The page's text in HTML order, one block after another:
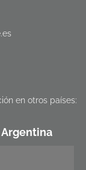
en otros países:
Argentina